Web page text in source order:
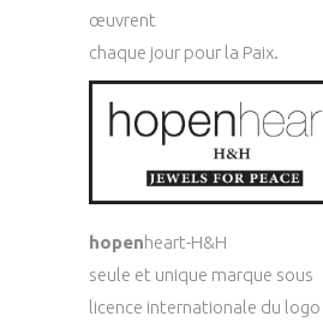
œuvrent
chaque jour pour la Paix.
hopenheart-H&H
seule et unique marque sous
licence internationale du logo